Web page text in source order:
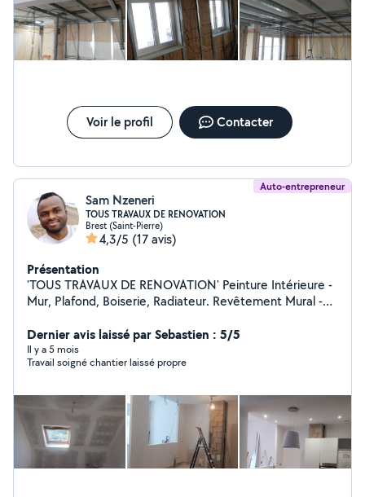
Voir le profil Contacter
Auto-entrepreneur
Sam Nzeneri
TOUS TRAVAUX DE RENOVATION
Brest (Saint-Pierre)
4,3/5 (17 avis)
Présentation
'TOUS TRAVAUX DE RENOVATION' Peinture Intérieure -
Mur, Plafond, Boiserie, Radiateur. Revêtement Mural -
Parquet Flottant, Lame PVC, Lino . Aménagement -
Doublage, Faux Plafond, Cloison Sèche Cuisine/SDB -
Dépose/Pose, WC, VMC, Electroménager . Devis
Brest et Alentours Tel: Zero.Sept.83.20.44.41
Dernier avis laissé par Sebastien : 5/5
Il y a 5 mois
Travail soigné chantier laissé propre